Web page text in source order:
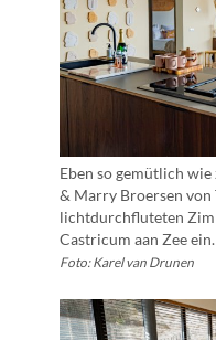
Eben so gemütlich
& Marry Broersen von
lichtdurchfluteten
Castricum aan Zee
Foto: Karel van Drunen